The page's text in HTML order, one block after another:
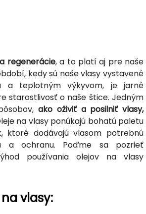
regenerácie, a to platí aj pre naše
kedy sú naše vlasy vystavené
a teplotným výkyvom, je jarné
starostlivosť o naše štice. Jedným
ako oživiť a posilniť vlasy,
na vlasy ponúkajú bohatú paletu
ktoré dodávajú vlasom potrebnú
a ochranu. Poďme sa pozrieť
používania olejov na vlasy
vlasy: